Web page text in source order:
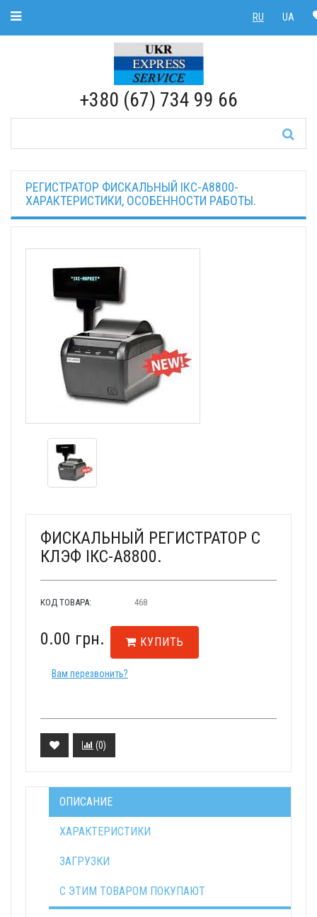
Toggle Navigation UA
RU UA
RU
+380 (67) 734 99 66
РЕГИСТРАТОР ФИСКАЛЬНЫЙ ІКС-А8800-
ХАРАКТЕРИСТИКИ, ОСОБЕННОСТИ РАБОТЫ.
ФИСКАЛЬНЫЙ РЕГИСТРАТОР С
КЛЭФ ІКС-А8800.
КОД ТОВАРА: 468
0.00 грн. КУПИТЬ
Вам перезвонить?
(0)
ОПИСАНИЕ
ХАРАКТЕРИСТИКИ
ЗАГРУЗКИ
С ЭТИМ ТОВАРОМ ПОКУПАЮТ